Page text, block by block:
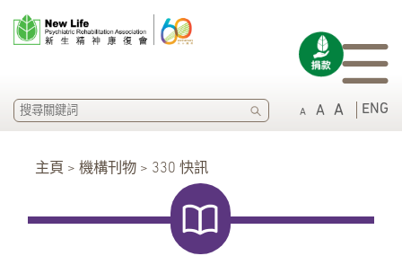
A A A ENG
SEARCH
主頁 > 機構刊物 > 330 快訊